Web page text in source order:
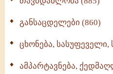
განსაცდელები (860)
ცხონება, სასუფეველი,
ამპარტავნება,